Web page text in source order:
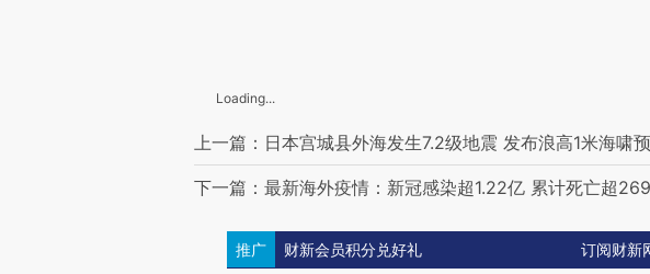
Loading...
上一篇：日本宫城县外海发生7.2级地震 发布浪高1米海啸
下一篇：最新海外疫情：新冠感染超1.22亿 累计死亡超
推广 财新会员积分兑好礼 订阅财新